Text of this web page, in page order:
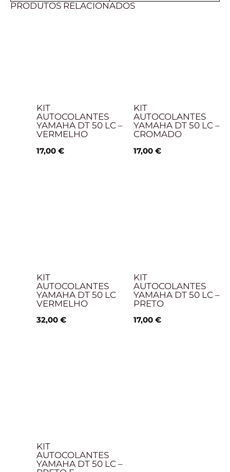
PRODUTOS RELACIONADOS
KIT
AUTOCOLANTES
YAMAHA DT 50 LC –
VERMELHO
17,00 €
KIT
AUTOCOLANTES
YAMAHA DT 50 LC –
CROMADO
17,00 €
KIT
AUTOCOLANTES
YAMAHA DT 50 LC
VERMELHO
32,00 €
KIT
AUTOCOLANTES
YAMAHA DT 50 LC –
PRETO
17,00 €
KIT
AUTOCOLANTES
YAMAHA DT 50 LC –